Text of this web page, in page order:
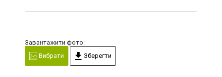
Завантажити фото:
Вибрати
Зберегти